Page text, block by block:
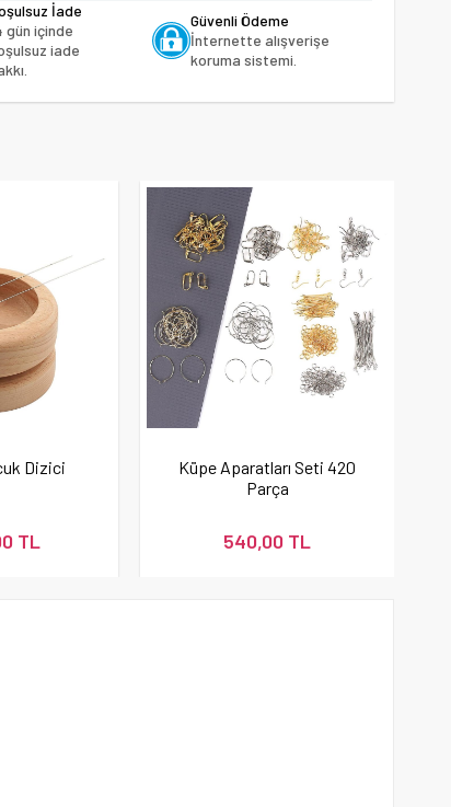
İade
gün içinde
iade
Güvenli Ödeme
İnternette alışverişe
koruma sistemi.
Dizici
TL
Küpe Aparatları Seti 420
Parça
540,00 TL